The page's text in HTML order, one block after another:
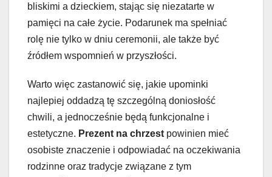
bliskimi a dzieckiem, stając się niezatarte w
pamięci na całe życie. Podarunek ma spełniać
rolę nie tylko w dniu ceremonii, ale także być
źródłem wspomnień w przyszłości.
Warto więc zastanowić się, jakie upominki
najlepiej oddadzą tę szczególną doniosłość
chwili, a jednocześnie będą funkcjonalne i
estetyczne. Prezent na chrzest powinien mieć
osobiste znaczenie i odpowiadać na oczekiwania
rodzinne oraz tradycje związane z tym